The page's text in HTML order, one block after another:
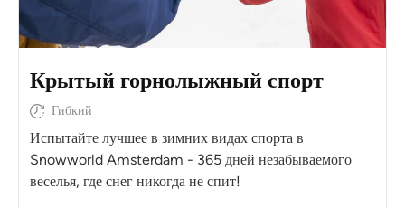
Крытый горнолыжный спорт
Гибкий
Испытайте лучшее в зимних видах спорта в
Snowworld Amsterdam - 365 дней незабываемого
веселья, где снег никогда не спит!